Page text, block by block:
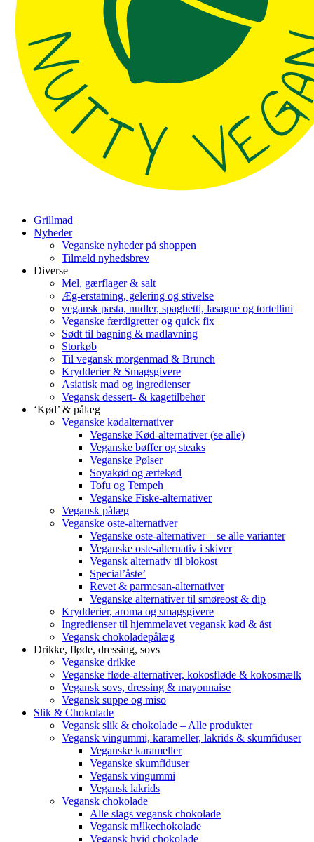
Grillmad
Nyheder
Veganske nyheder på shoppen
Tilmeld nyhedsbrev
Diverse
Mel, gærflager & salt
Æg-erstatning, gelering og stivelse
vegansk pasta, nudler, spaghetti, lasagne og tortellini
Veganske færdigretter og quick fix
Sødt til bagning & madlavning
Storkøb
Til vegansk morgenmad & Brunch
Krydderier & Smagsgivere
Asiatisk mad og ingredienser
Vegansk dessert- & kagetilbehør
‘Kød’ & pålæg
Veganske kødalternativer
Veganske Kød-alternativer (se alle)
Veganske bøffer og steaks
Veganske Pølser
Soyakød og ærtekød
Tofu og Tempeh
Veganske Fiske-alternativer
Vegansk pålæg
Veganske oste-alternativer
Veganske oste-alternativer – se alle varianter
Veganske oste-alternativ i skiver
Vegansk alternativ til blokost
Special’åste’
Revet & parmesan-alternativer
Veganske alternativer til smøreost & dip
Krydderier, aroma og smagsgivere
Ingredienser til hjemmelavet vegansk kød & åst
Vegansk chokoladepålæg
Drikke, fløde, dressing, sovs
Veganske drikke
Veganske fløde-alternativer, kokosfløde & kokosmælk
Vegansk sovs, dressing & mayonnaise
Vegansk suppe og miso
Slik & Chokolade
Vegansk slik & chokolade – Alle produkter
Vegansk vingummi, karameller, lakrids & skumfiduser
Veganske karameller
Veganske skumfiduser
Vegansk vingummi
Vegansk lakrids
Vegansk chokolade
Alle slags vegansk chokolade
Vegansk m!lkechokolade
Vegansk hvid chokolade